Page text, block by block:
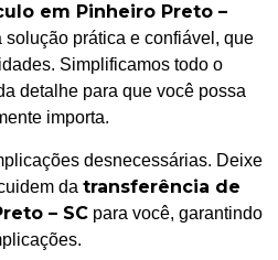
em Pinheiro Preto –
solução prática e confiável, que
Simplificamos todo o
detalhe para que você possa
importa.
desnecessárias. Deixe
da transferência de
– SC para você, garantindo